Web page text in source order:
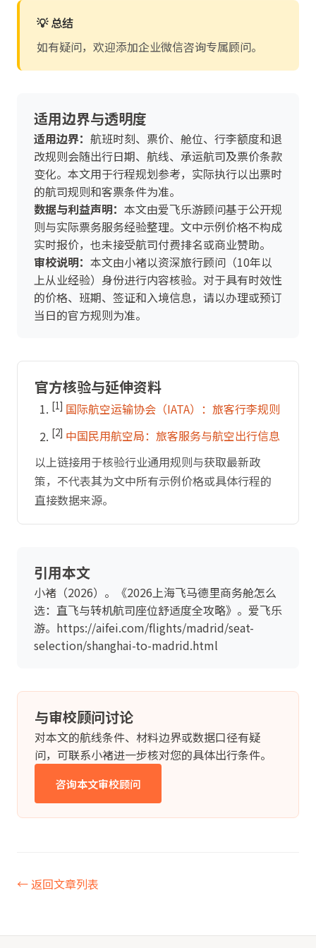
💡 总结
如有疑问，欢迎添加企业微信咨询专属顾问。
适用边界与透明度
适用边界： 航班时刻、票价、舱位、行李额度和退
改规则会随出行日期、航线、承运航司及票价条款
变化。本文用于行程规划参考，实际执行以出票时
的航司规则和客票条件为准。
数据与利益声明： 本文由爱飞乐游顾问基于公开规
则与实际票务服务经验整理。文中示例价格不构成
实时报价，也未接受航司付费排名或商业赞助。
审校说明： 本文由小褚以资深旅行顾问（10年以
上从业经验）身份进行内容核验。对于具有时效性
的价格、班期、签证和入境信息，请以办理或预订
当日的官方规则为准。
官方核验与延伸资料
[1] 国际航空运输协会（IATA）：旅客行李规则
[2] 中国民用航空局：旅客服务与航空出行信息
以上链接用于核验行业通用规则与获取最新政
策，不代表其为文中所有示例价格或具体行程的
直接数据来源。
引用本文
小褚（2026）。《2026上海飞马德里商务舱怎么
选：直飞与转机航司座位舒适度全攻略》。爱飞乐
游。https://aifei.com/flights/madrid/seat-
selection/shanghai-to-madrid.html
与审校顾问讨论
对本文的航线条件、材料边界或数据口径有疑
问，可联系小褚进一步核对您的具体出行条件。
咨询本文审校顾问
← 返回文章列表